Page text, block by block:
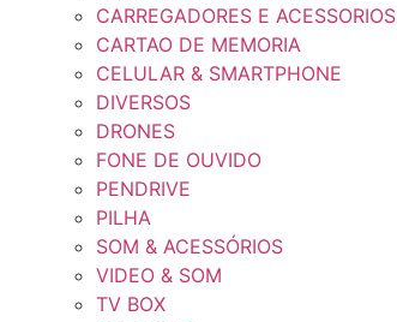
CARREGADORES E ACESSORIOS
CARTAO DE MEMORIA
CELULAR & SMARTPHONE
DIVERSOS
DRONES
FONE DE OUVIDO
PENDRIVE
PILHA
SOM & ACESSÓRIOS
VIDEO & SOM
TV BOX